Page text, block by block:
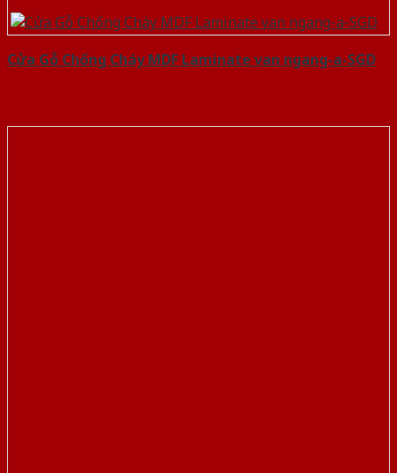
Cửa Gỗ Chống Cháy MDF Laminate van ngang-a-SGD